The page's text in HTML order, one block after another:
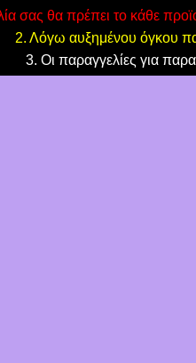
σας θα πρέπει το κάθε
2. Λόγω αυξημένου όγκου
3. Οι παραγγελίες για